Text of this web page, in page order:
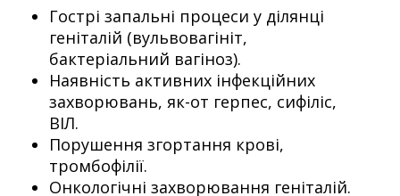
Гострі запальні процеси у ділянці
геніталій (вульвовагініт,
бактеріальний вагіноз).
Наявність активних інфекційних
захворювань, як-от герпес, сифіліс,
ВІЛ.
Порушення згортання крові,
тромбофілії.
Онкологічні захворювання геніталій.